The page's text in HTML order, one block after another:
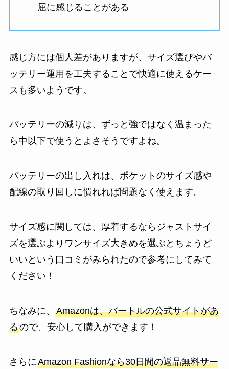
屈に感じることがある
感じ方には個人差がありますが、サイズ選びやバ
ッテリー運用を工夫することで快適に使えるケー
スも多いようです。
バッテリーの減りは、ずっと強ではなく温まった
ら中以下で使うとよさそうですよね。
バッテリーの出し入れは、ポケットのサイズ感や
配線の取り回しに慣れれば問題なく使えます。
サイズ感に関しては、厚着するならジャストサイ
ズを選ぶよりワンサイズ大きめを選ぶとちょうど
いいという口コミがみられたので参考にしてみて
ください！
ちなみに、 Amazonは、バートルの公式サイトがあ
るので、安心して購入ができます！
さらにAmazon Fashionなら30日間の返品無料サー